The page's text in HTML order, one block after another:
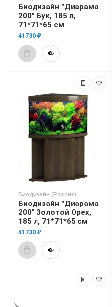
Биодизайн "Диарама
200" Бук, 185 л,
71*71*65 см
41730 ₽
Биодизайн (Россия)
Биодизайн "Диарама
200" Золотой Орех,
185 л, 71*71*65 см
41730 ₽